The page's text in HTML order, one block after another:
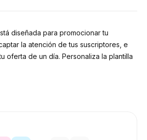
diseñada para promocionar tu
la atención de tus suscriptores, e
oferta de un día. Personaliza la plantilla